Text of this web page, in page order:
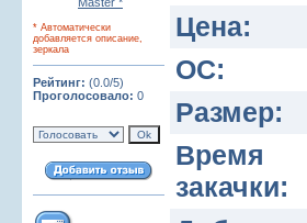
* Автоматически
добавляется описание,
зеркала
Рейтинг: (0.0/5)
Проголосовало: 0
Цена:
ОС:
Размер:
Время
закачки: